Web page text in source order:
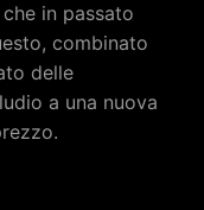
in passato
combinato
delle
a una nuova